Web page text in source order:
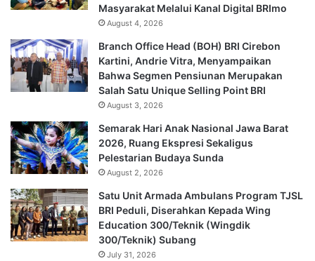
Masyarakat Melalui Kanal Digital BRImo
August 4, 2026
Branch Office Head (BOH) BRI Cirebon
Kartini, Andrie Vitra, Menyampaikan
Bahwa Segmen Pensiunan Merupakan
Salah Satu Unique Selling Point BRI
August 3, 2026
Semarak Hari Anak Nasional Jawa Barat
2026, Ruang Ekspresi Sekaligus
Pelestarian Budaya Sunda
August 2, 2026
Satu Unit Armada Ambulans Program TJSL
BRI Peduli, Diserahkan Kepada Wing
Education 300/Teknik (Wingdik
300/Teknik) Subang
July 31, 2026